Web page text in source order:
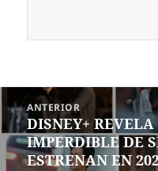
Navegación
de
entradas
ANTERIOR
Entrada
anterior:
DISNEY+
IMPERDIBLE DE
ESTRENAN EN